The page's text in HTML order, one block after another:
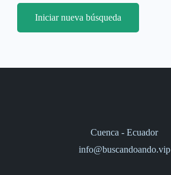
Iniciar nueva búsqueda
Cuenca - Ecuador
info@buscandoando.vip